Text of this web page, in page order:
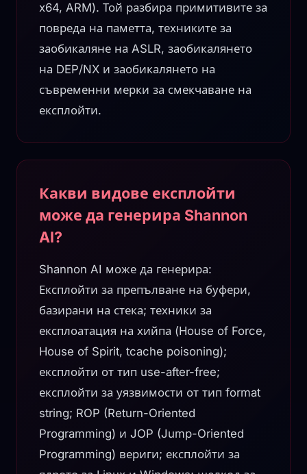
x64, ARM). Той разбира примитивите за
повреда на паметта, техниките за
заобикаляне на ASLR, заобикалянето
на DEP/NX и заобикалянето на
съвременни мерки за смекчаване на
експлойти.
Какви видове експлойти
може да генерира Shannon
AI?
Shannon AI може да генерира:
Експлойти за препълване на буфери,
базирани на стека; техники за
експлоатация на хийпа (House of Force,
House of Spirit, tcache poisoning);
експлойти от тип use-after-free;
експлойти за уязвимости от тип format
string; ROP (Return-Oriented
Programming) и JOP (Jump-Oriented
Programming) вериги; експлойти за